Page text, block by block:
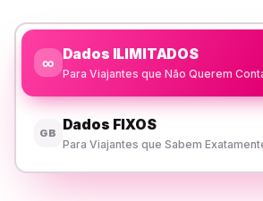
∞ Dados ILIMITADOS
Para Viajantes que Não Querem
GB Dados FIXOS
Para Viajantes que Sabem